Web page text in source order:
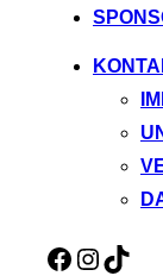
Facebook